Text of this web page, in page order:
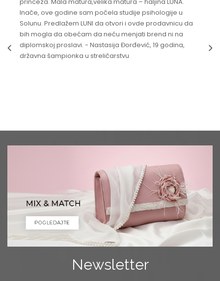
princeza. Mala matura,velika matura – haljina LUNA.
Inače, ove godine sam počela studije psihologije u
Solunu. Predlažem LUNI da otvori i ovde prodavnicu da
bih mogla da obećam da neću menjati brend ni na
diplomskoj proslavi. - Nastasija Đorđević, 19 godina,
državna šampionka u streličarstvu
Newsletter